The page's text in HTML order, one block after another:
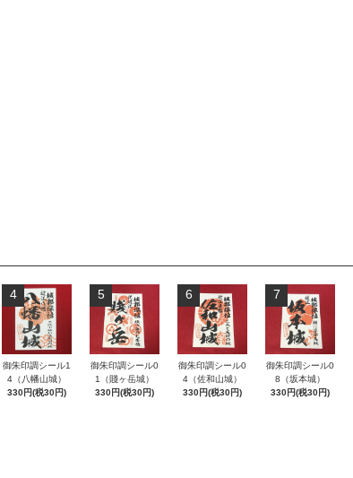
4
御朱印調シール1
4（八幡山城）
330円(税30円)
5
御朱印調シール0
1（賤ヶ岳城）
330円(税30円)
6
御朱印調シール0
4（佐和山城）
330円(税30円)
7
御朱印調シール0
8（坂本城）
330円(税30円)